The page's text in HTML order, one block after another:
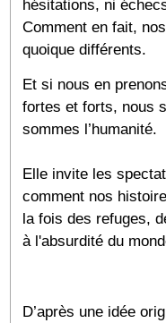
hésitations, ni
Comment en fait,
quoique différents.
Et si nous en
fortes et forts, nous
sommes l’humanité.
Elle invite les
comment nos
la fois des refuges,
à l'absurdité du
D’après une idée